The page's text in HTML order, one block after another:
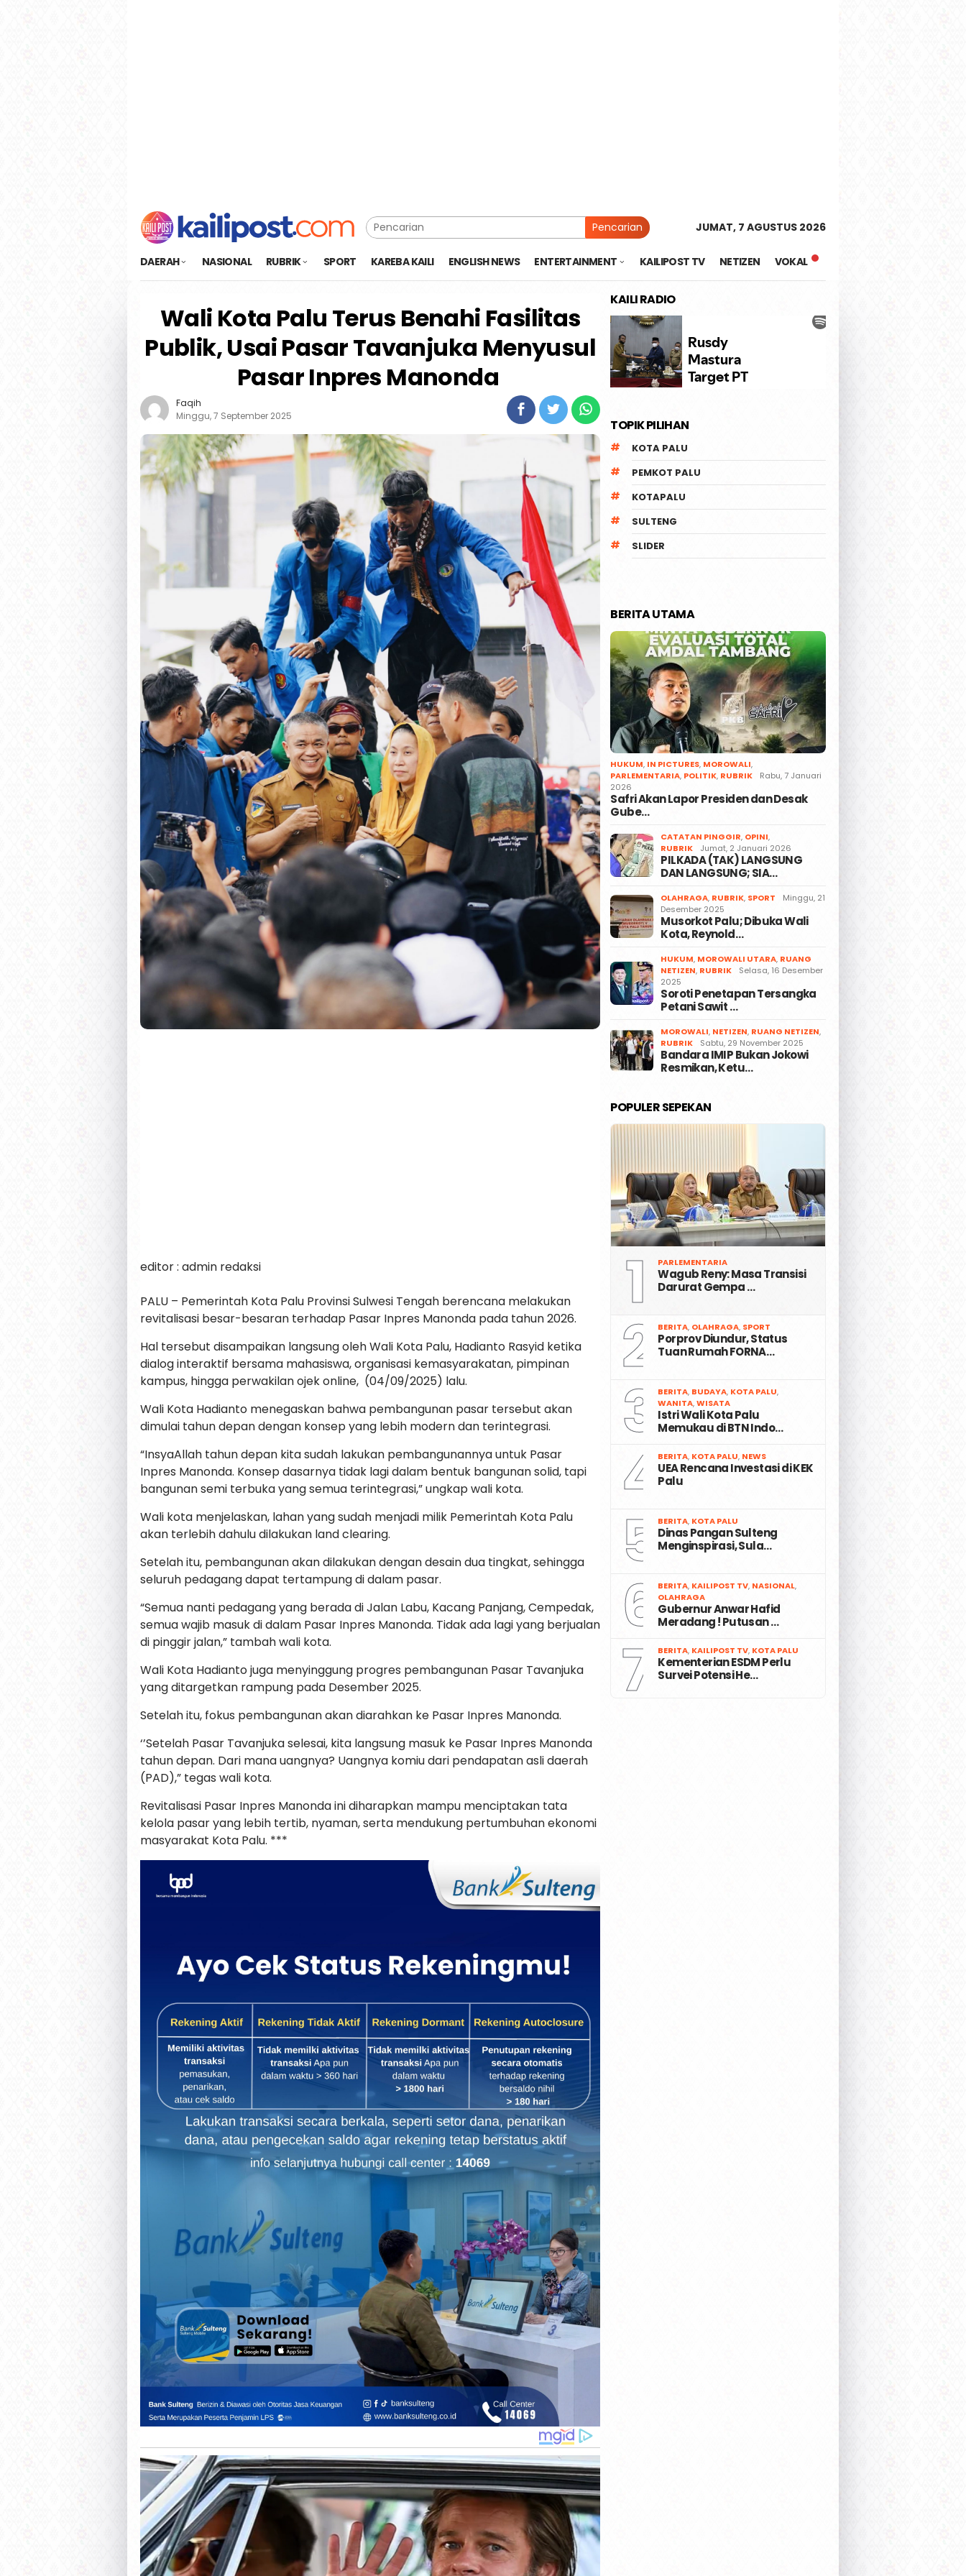
Pencarian JUMAT, 7 AGUSTUS 2026
DAERAH NASIONAL RUBRIK SPORT KAREBA KAILI ENGLISH NEWS ENTERTAINMENT KAILIPOST TV NETIZEN VOKAL
Wali Kota Palu Terus Benahi Fasilitas
Publik, Usai Pasar Tavanjuka Menyusul
Pasar Inpres Manonda
Faqih
Minggu, 7 September 2025
editor : admin redaksi
PALU – Pemerintah Kota Palu Provinsi Sulwesi Tengah berencana melakukan
revitalisasi besar-besaran terhadap Pasar Inpres Manonda pada tahun 2026.
Hal tersebut disampaikan langsung oleh Wali Kota Palu, Hadianto Rasyid ketika
dialog interaktif bersama mahasiswa, organisasi kemasyarakatan, pimpinan
kampus, hingga perwakilan ojek online, (04/09/2025) lalu.
Wali Kota Hadianto menegaskan bahwa pembangunan pasar tersebut akan
dimulai tahun depan dengan konsep yang lebih modern dan terintegrasi.
“InsyaAllah tahun depan kita sudah lakukan pembangunannya untuk Pasar
Inpres Manonda. Konsep dasarnya tidak lagi dalam bentuk bangunan solid, tapi
bangunan semi terbuka yang semua terintegrasi,” ungkap wali kota.
Wali kota menjelaskan, lahan yang sudah menjadi milik Pemerintah Kota Palu
akan terlebih dahulu dilakukan land clearing.
Setelah itu, pembangunan akan dilakukan dengan desain dua tingkat, sehingga
seluruh pedagang dapat tertampung di dalam pasar.
“Semua nanti pedagang yang berada di Jalan Labu, Kacang Panjang, Cempedak,
semua wajib masuk di dalam Pasar Inpres Manonda. Tidak ada lagi yang berjualan
di pinggir jalan,” tambah wali kota.
Wali Kota Hadianto juga menyinggung progres pembangunan Pasar Tavanjuka
yang ditargetkan rampung pada Desember 2025.
Setelah itu, fokus pembangunan akan diarahkan ke Pasar Inpres Manonda.
‘’Setelah Pasar Tavanjuka selesai, kita langsung masuk ke Pasar Inpres Manonda
tahun depan. Dari mana uangnya? Uangnya komiu dari pendapatan asli daerah
(PAD),” tegas wali kota.
Revitalisasi Pasar Inpres Manonda ini diharapkan mampu menciptakan tata
kelola pasar yang lebih tertib, nyaman, serta mendukung pertumbuhan ekonomi
masyarakat Kota Palu. ***
KAILI RADIO
TOPIK PILIHAN
KOTA PALU
PEMKOT PALU
KOTAPALU
SULTENG
SLIDER
BERITA UTAMA
HUKUM, IN PICTURES, MOROWALI,
PARLEMENTARIA, POLITIK, RUBRIK
Rabu, 7 Januari
2026
Safri Akan Lapor Presiden dan Desak
Gube…
CATATAN PINGGIR, OPINI,
RUBRIK
Jumat, 2 Januari 2026
PILKADA (TAK) LANGSUNG
DAN LANGSUNG; SIA…
OLAHRAGA, RUBRIK, SPORT
Minggu, 21
Desember 2025
Musorkot Palu; Dibuka Wali
Kota, Reynold…
HUKUM, MOROWALI UTARA, RUANG
NETIZEN, RUBRIK
Selasa, 16 Desember
2025
Soroti Penetapan Tersangka
Petani Sawit …
MOROWALI, NETIZEN, RUANG NETIZEN,
RUBRIK
Sabtu, 29 November 2025
Bandara IMIP Bukan Jokowi
Resmikan, Ketu…
POPULER SEPEKAN
1 PARLEMENTARIA
Wagub Reny: Masa Transisi
Darurat Gempa …
2 BERITA, OLAHRAGA, SPORT
Porprov Diundur, Status
Tuan Rumah FORNA…
3 BERITA, BUDAYA, KOTA PALU,
WANITA,WISATA
Istri Wali Kota Palu
Memukau di BTN Indo…
4 BERITA, KOTA PALU, NEWS
UEA Rencana Investasi di KEK
Palu
5 BERITA, KOTA PALU
Dinas Pangan Sulteng
Menginspirasi, Sula…
6 BERITA, KAILIPOST TV, NASIONAL,
OLAHRAGA
Gubernur Anwar Hafid
Meradang ! Putusan …
7 BERITA, KAILIPOST TV, KOTA PALU
Kementerian ESDM Perlu
Survei Potensi He…